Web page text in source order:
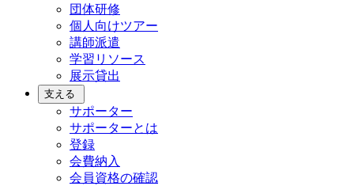
団体研修
個人向けツアー
講師派遣
学習リソース
展示貸出
支える
サポーター
サポーターとは
登録
会費納入
会員資格の確認